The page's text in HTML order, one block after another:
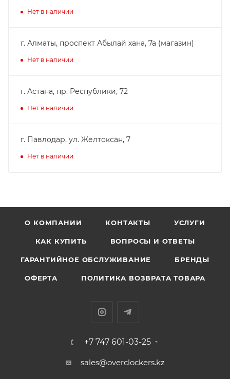
Нет в наличии
г. Алматы, проспект Абылай хана, 7а (магазин)
Нет в наличии
г. Астана, пр. Республики, 72
Нет в наличии
г. Павлодар, ул. Желтоксан, 7
Нет в наличии
О КОМПАНИИ КОНТАКТЫ УСЛУГИ
КАК КУПИТЬ ВОПРОСЫ И ОТВЕТЫ
ГАРАНТИЙНОЕ ОБСЛУЖИВАНИЕ БРЕНДЫ
ОФЕРТА ПОЛИТИКА ВОЗВРАТА ТОВАРА
+7 747 601-03-25
sales@overclockers.kz